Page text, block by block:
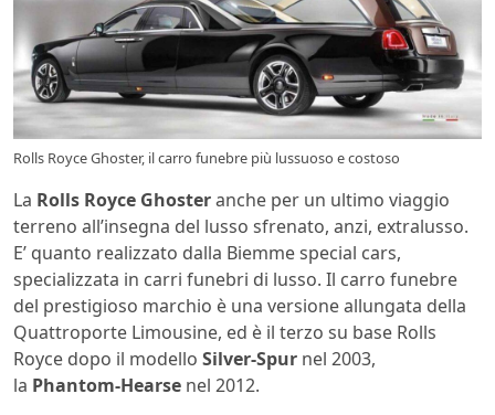
Rolls Royce Ghoster, il carro funebre più lussuoso e costoso
La Rolls Royce Ghosteranche per un ultimo viaggio
terreno all’insegna del lusso sfrenato, anzi, extralusso.
E’ quanto realizzato dalla Biemme special cars,
specializzata in carri funebri di lusso. Il carro funebre
del prestigioso marchio è una versione allungata della
Quattroporte Limousine, ed è il terzo su base Rolls
Royce dopo il modello Silver-Spur nel 2003,
la Phantom-Hearse nel 2012.